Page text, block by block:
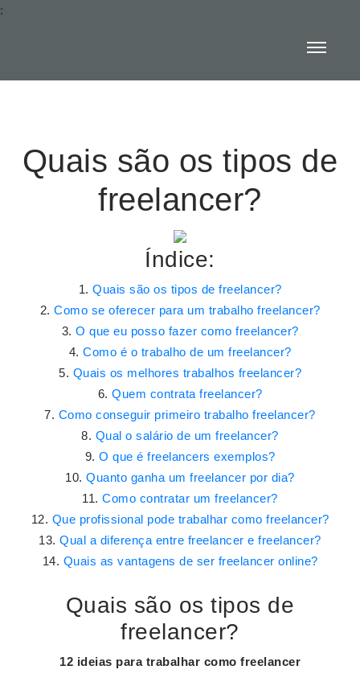
:
Quais são os tipos de
freelancer?
Índice:
Quais são os tipos de freelancer?
Como se oferecer para um trabalho freelancer?
O que eu posso fazer como freelancer?
Como é o trabalho de um freelancer?
Quais os melhores trabalhos freelancer?
Quem contrata freelancer?
Como conseguir primeiro trabalho freelancer?
Qual o salário de um freelancer?
O que é freelancers exemplos?
Quanto ganha um freelancer por dia?
Como contratar um freelancer?
Que profissional pode trabalhar como freelancer?
Qual a diferença entre freelancer e freelancer?
Quais as vantagens de ser freelancer online?
Quais são os tipos de
freelancer?
12 ideias para trabalhar como freelancer